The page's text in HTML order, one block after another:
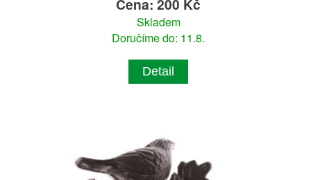
Cena: 200 Kč
Skladem
Doručíme do: 11.8.
Detail